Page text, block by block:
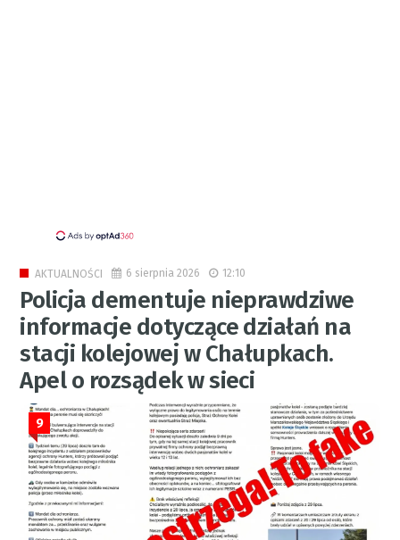
AKTUALNOŚCI 6 sierpnia 2026 12:10
Policja dementuje nieprawdziwe
informacje dotyczące działań na
stacji kolejowej w Chałupkach.
Apel o rozsądek w sieci
9